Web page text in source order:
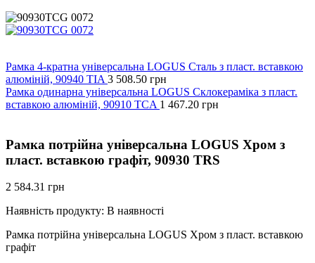
Рамка 4-кратна універсальна LOGUS Сталь з пласт. вставкою
алюміній, 90940 TIA 3 508.50 грн
Рамка одинарна універсальна LOGUS Склокераміка з пласт.
вставкою алюміній, 90910 TCA 1 467.20 грн
Рамка потрiйна універсальна LOGUS Хром з
пласт. вставкою графіт, 90930 TRS
2 584.31 грн
Наявність продукту: В наявності
Рамка потрiйна універсальна LOGUS Хром з пласт. вставкою
графіт